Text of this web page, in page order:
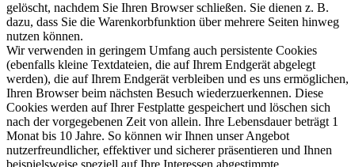
gelöscht, nachdem Sie Ihren Browser schließen. Sie dienen z. B.
dazu, dass Sie die Warenkorbfunktion über mehrere Seiten hinweg
nutzen können.
Wir verwenden in geringem Umfang auch persistente Cookies
(ebenfalls kleine Textdateien, die auf Ihrem Endgerät abgelegt
werden), die auf Ihrem Endgerät verbleiben und es uns ermöglichen,
Ihren Browser beim nächsten Besuch wiederzuerkennen. Diese
Cookies werden auf Ihrer Festplatte gespeichert und löschen sich
nach der vorgegebenen Zeit von allein. Ihre Lebensdauer beträgt 1
Monat bis 10 Jahre. So können wir Ihnen unser Angebot
nutzerfreundlicher, effektiver und sicherer präsentieren und Ihnen
beispielsweise speziell auf Ihre Interessen abgestimmte